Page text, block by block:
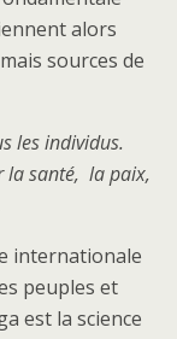
alors
sources de
les individus.
la santé, la paix,
internationale
peuples et
est la science